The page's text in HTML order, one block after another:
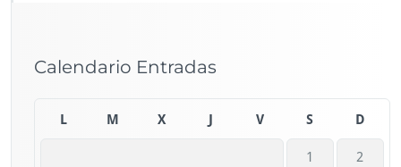
Calendario Entradas
L M X V S D
1 2